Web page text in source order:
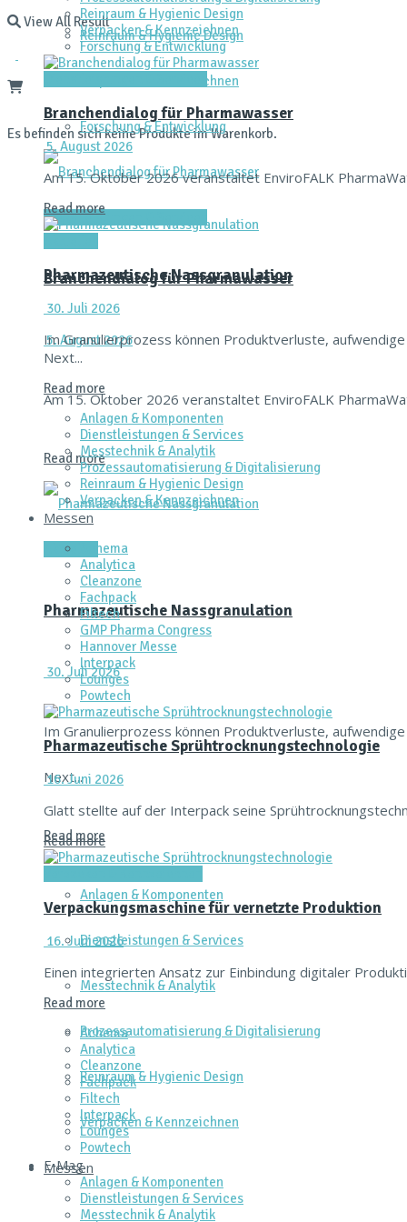
View All Result
Es befinden sich keine Produkte im Warenkorb.
Reinraum & Hygienic Design
Verpacken & Kennzeichnen
Forschung & Entwicklung
Dienstleistungen & Services
Branchendialog für Pharmawasser
5. August 2026
Am 15. Oktober 2026 veranstaltet EnviroFALK
Read more
Aktuelles
Pharmazeutische Nassgranulation
30. Juli 2026
Im Granulierprozess können Produktverluste,
Next...
Read more
Anlagen & Komponenten
Dienstleistungen & Services
Messtechnik & Analytik
Prozessautomatisierung & Digitalisierung
Reinraum & Hygienic Design
Verpacken & Kennzeichnen
Messen
Reinraum & Hygienic Design
Verpacken & Kennzeichnen
Forschung & Entwicklung
Branchendialog für Pharmawasser
5. August 2026
Am 15. Oktober 2026 veranstaltet EnviroFALK
Read more
Pharmazeutische Nassgranulation
30. Juli 2026
Im Granulierprozess können Produktverluste,
Next...
Read more
Anlagen & Komponenten
Dienstleistungen & Services
Messtechnik & Analytik
Prozessautomatisierung & Digitalisierung
Reinraum & Hygienic Design
Verpacken & Kennzeichnen
Messen
Achema
Analytica
Cleanzone
Fachpack
Filtech
GMP Pharma Congress
Hannover Messe
Interpack
Lounges
Powtech
Pharmazeutische Sprühtrocknungstechnologie
16. Juni 2026
Glatt stellte auf der Interpack seine
Read more
Verpackungsmaschine für vernetzte Produktion
16. Juni 2026
Einen integrierten Ansatz zur Einbindung digitaler
Read more
Achema
Analytica
Cleanzone
Fachpack
Filtech
Interpack
Lounges
Powtech
E‑Mag
Anlagen & Komponenten
Dienstleistungen & Services
Messtechnik & Analytik